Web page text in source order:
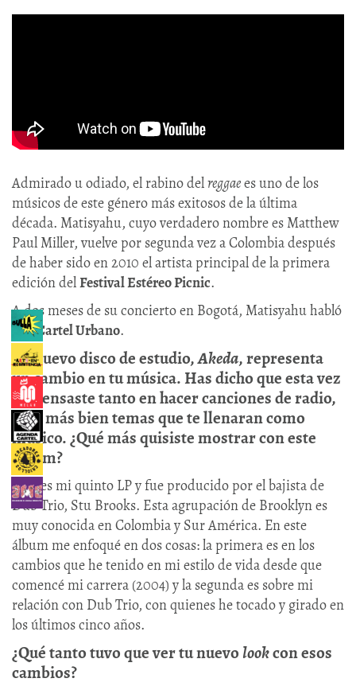
Admirado u odiado, el rabino delreggaees uno de los
músicos de este género más exitosos de la última
década. Matisyahu, cuyo verdadero nombre es Matthew
Paul Miller, vuelve por segunda vez a Colombia después
de haber sido en 2010 el artista principal de la primera
edición delFestival Estéreo Picnic.
A dos meses de su concierto en Bogotá, Matisyahu habló
conCartel Urbano.
Tu nuevo disco de estudio,Akeda, representa
un cambio en tu música. Has dicho que esta vez
no pensaste tanto en hacer canciones de radio,
sino más bien temas que te llenaran como
músico. ¿Qué más quisiste mostrar con este
álbum?
Este es mi quinto LP y fue producido por el bajista de
Dub Trio, Stu Brooks. Esta agrupación de Brooklyn es
muy conocida en Colombia y Sur América. En este
álbum me enfoqué en dos cosas: la primera es en los
cambios que he tenido en mi estilo de vida desde que
comencé mi carrera (2004) y la segunda es sobre mi
relación con Dub Trio, con quienes he tocado y girado en
los últimos cinco años.
¿Qué tanto tuvo que ver tu nuevo lookcon esos
cambios?